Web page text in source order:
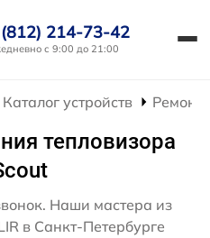
214-73-42
с 9:00 до 21:00
Каталог устройств Ремонт
тепловизора
Наши мастера из
в Санкт-Петербурге